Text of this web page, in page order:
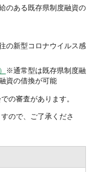
のある既存県制度融資の
の新型コロナウイルス感
※通常型は既存県制度融
資の借換が可能
の審査があります。
ので、ご了承くださ